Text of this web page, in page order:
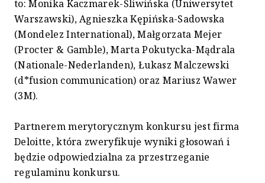
to: Monika Kaczmarek-Śliwińska (Uniwersytet
Warszawski), Agnieszka Kępińska-Sadowska
(Mondelez International), Małgorzata Mejer
(Procter & Gamble), Marta Pokutycka-Mądrala
(Nationale-Nederlanden), Łukasz Malczewski
(d*fusion communication) oraz Mariusz Wawer
(3M).
Partnerem merytorycznym konkursu jest firma
Deloitte, która zweryfikuje wyniki głosowań i
będzie odpowiedzialna za przestrzeganie
regulaminu konkursu.